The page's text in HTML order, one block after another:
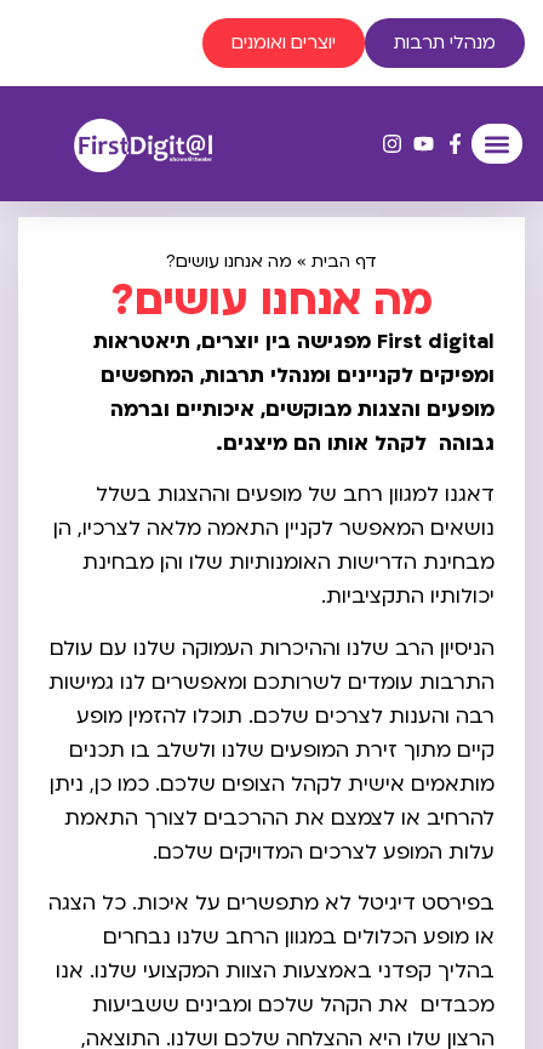
מנהלי תרבות יוצרים ואומנים
דף הבית » מה אנחנו עושים?
מה אנחנו עושים?
First digital מפגישה בין יוצרים, תיאטראות
ומפיקים לקניינים ומנהלי תרבות, המחפשים
מופעים והצגות מבוקשים, איכותיים וברמה
גבוהה לקהל אותו הם מיצגים.
דאגנו למגוון רחב של מופעים וההצגות בשלל
נושאים המאפשר לקניין התאמה מלאה לצרכיו, הן
מבחינת הדרישות האומנותיות שלו והן מבחינת
יכולותיו התקציביות.
הניסיון הרב שלנו וההיכרות העמוקה שלנו עם עולם
התרבות עומדים לשרותכם ומאפשרים לנו גמישות
רבה והענות לצרכים שלכם. תוכלו להזמין מופע
קיים מתוך זירת המופעים שלנו ולשלב בו תכנים
מותאמים אישית לקהל הצופים שלכם. כמו כן, ניתן
להרחיב או לצמצם את ההרכבים לצורך התאמת
עלות המופע לצרכים המדויקים שלכם.
בפירסט דיגיטל לא מתפשרים על איכות. כל הצגה
או מופע הכלולים במגוון הרחב שלנו נבחרים
בהליך קפדני באמצעות הצוות המקצועי שלנו. אנו
מכבדים את הקהל שלכם ומבינים ששביעות
הרצון שלו היא ההצלחה שלכם ושלנו. התוצאה,